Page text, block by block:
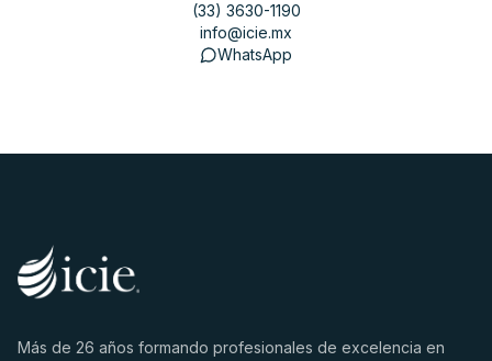
(33) 3630-1190
info@icie.mx
WhatsApp
Más de 26 años formando profesionales de excelencia en